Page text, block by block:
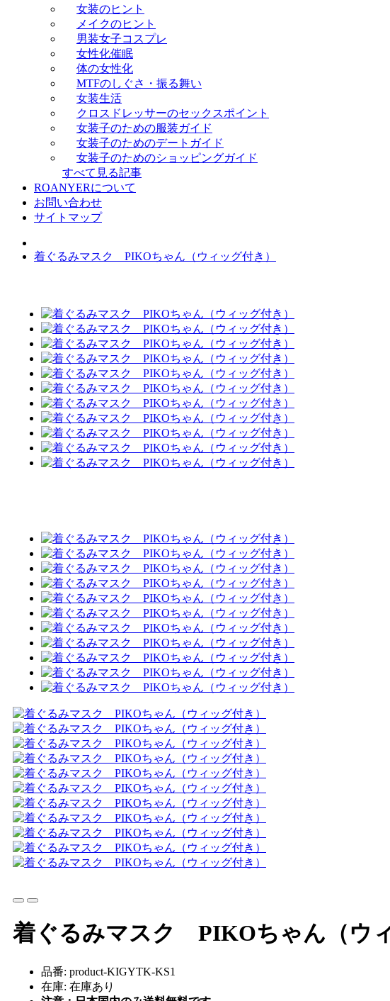
女装のヒント
メイクのヒント
男装女子コスプレ
女性化催眠
体の女性化
MTFのしぐさ・振る舞い
女装生活
クロスドレッサーのセックスポイント
女装子のための服装ガイド
女装子のためのデートガイド
女装子のためのショッピングガイド
すべて見る記事
ROANYERについて
お問い合わせ
サイトマップ
着ぐるみマスク PIKOちゃん（ウィッグ付き）
着ぐるみマスク PIKOちゃん（ウィ
品番: product-KIGYTK-KS1
在庫: 在庫あり